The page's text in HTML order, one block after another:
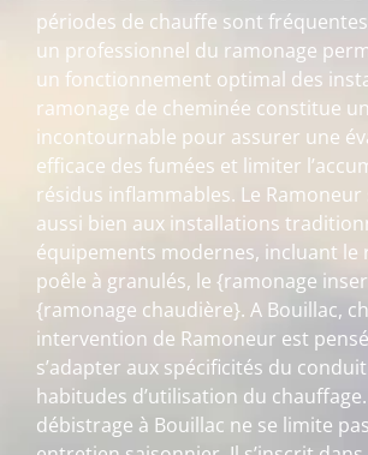
périodes de chauffe sont
un professionnel du ramonage
un fonctionnement optimal des
ramonage de cheminée constitue
incontournable pour assurer une
efficace des fumées et limiter
résidus inflammables. Le Ramoneur
aussi bien aux installations
équipements modernes, incluant le
poêle à granulés, le {ramonage
{ramonage chaudière}. A Bouillac,
intervention de Ramoneur est
s’adapter aux spécificités du
habitudes d’utilisation du
débistrage à Bouillac ne se limite